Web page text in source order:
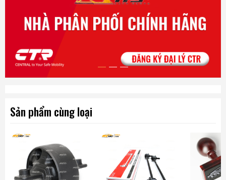
Sản phẩm cùng loại